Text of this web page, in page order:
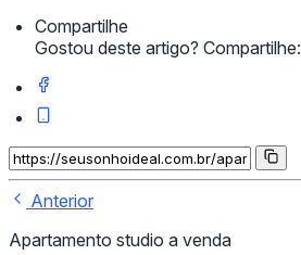
Compartilhe
Gostou deste artigo? Compartilhe:
Anterior
Apartamento studio a venda